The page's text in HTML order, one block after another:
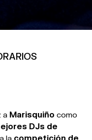
a Marisquiño como
DJs de
la competición de